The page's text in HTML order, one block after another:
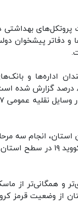
بهداشتی در
و دفاتر پیشخوان دولت
اداره‌ها و بانک‌های
درصد و میزان استفاده از ماسک توسط شاغلان صنوف و صنایع ۸۷ درصد گزارش شده است.
همچنین میزان استفاده از ماسک توسط مردم استان کهگیلویه و بویراحمد در وسایل نقلیه عمومی ۷۷
انجام سه مرحله
غربالگری بیماری در سطح استان، راه اندازی ۱۶ مرکز ۲۴ و ۱۶ ساعته بیماری کووید ۱۹ در سطح استان و
و همگانی‌تر از ماسک
از وضعیت قرمز کرونا